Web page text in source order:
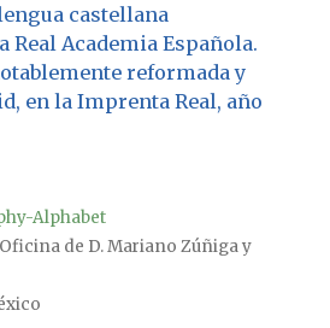
castellana
Real Academia Española.
reformada y
en la Imprenta Real, año
Alphabet
de D. Mariano Zúñiga y